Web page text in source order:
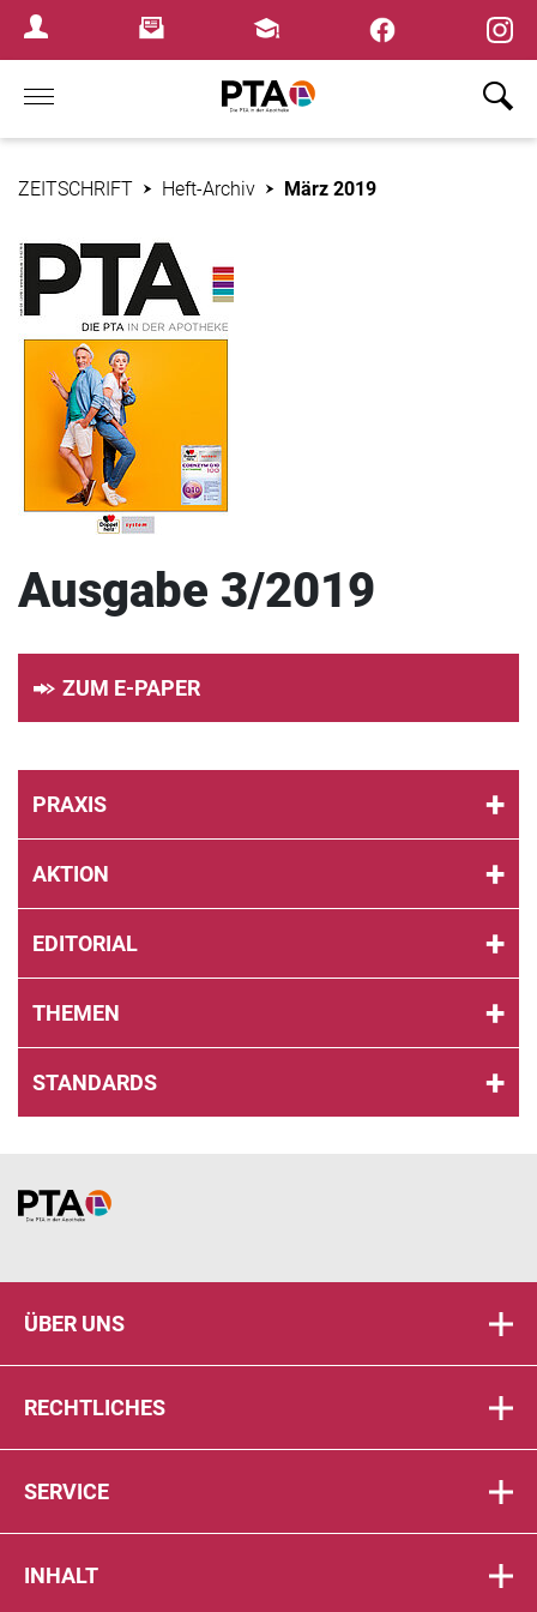
Login MenuNewsletterFortbildungen
Home
ZEITSCHRIFT Heft-Archiv März 2019
Ausgabe 3/2019
ZUM E-PAPER
PRAXIS
AKTION
EDITORIAL
THEMEN
STANDARDS
Home
ÜBER UNS
RECHTLICHES
SERVICE
INHALT
×